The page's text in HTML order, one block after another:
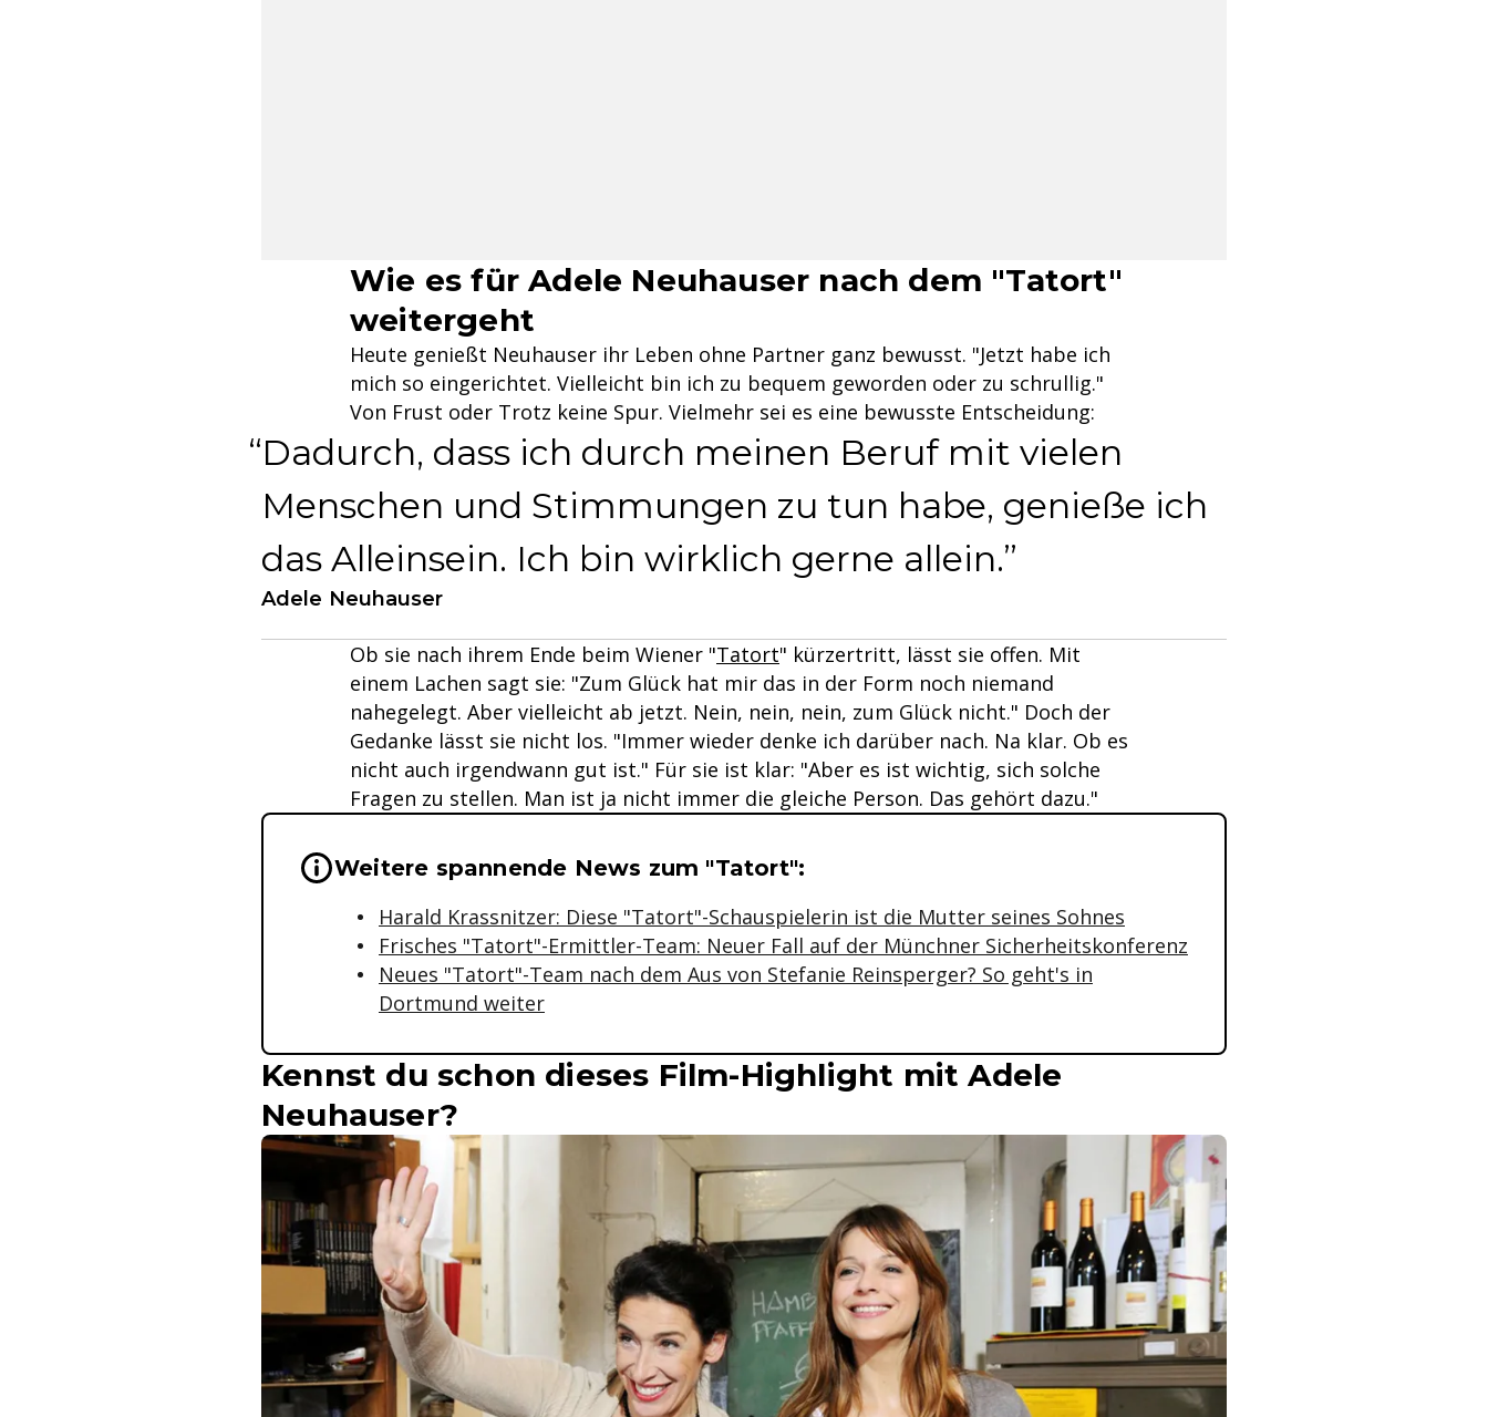
Wie es für Adele Neuhauser nach dem "Tatort"
weitergeht
Heute genießt Neuhauser ihr Leben ohne Partner ganz bewusst. "Jetzt habe ich
mich so eingerichtet. Vielleicht bin ich zu bequem geworden oder zu schrullig."
Von Frust oder Trotz keine Spur. Vielmehr sei es eine bewusste Entscheidung:
Dadurch, dass ich durch meinen Beruf mit vielen
Menschen und Stimmungen zu tun habe, genieße ich
das Alleinsein. Ich bin wirklich gerne allein.
Adele Neuhauser
Ob sie nach ihrem Ende beim Wiener "Tatort" kürzertritt, lässt sie offen. Mit
einem Lachen sagt sie: "Zum Glück hat mir das in der Form noch niemand
nahegelegt. Aber vielleicht ab jetzt. Nein, nein, nein, zum Glück nicht." Doch der
Gedanke lässt sie nicht los. "Immer wieder denke ich darüber nach. Na klar. Ob es
nicht auch irgendwann gut ist." Für sie ist klar: "Aber es ist wichtig, sich solche
Fragen zu stellen. Man ist ja nicht immer die gleiche Person. Das gehört dazu."
Wichtige Hinweise & Informationen zum Inhalt
Weitere spannende News zum "Tatort":
Harald Krassnitzer: Diese "Tatort"-Schauspielerin ist die Mutter seines Sohnes
Frisches "Tatort"-Ermittler-Team: Neuer Fall auf der Münchner Sicherheitskonferenz
Neues "Tatort"-Team nach dem Aus von Stefanie Reinsperger? So geht's in
Dortmund weiter
Kennst du schon dieses Film-Highlight mit Adele
Neuhauser?